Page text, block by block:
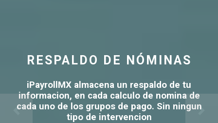
RESPALDO DE NÓMINAS
iPayrollMX almacena un respaldo de tu
informacion, en cada calculo de nomina de
cada uno de los grupos de pago. Sin ningun
tipo de intervencion